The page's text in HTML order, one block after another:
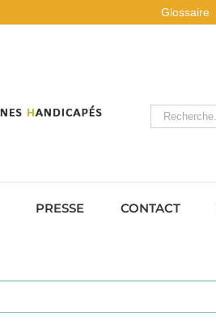
Glossaire
Rechercher
PRESSE CONTACT